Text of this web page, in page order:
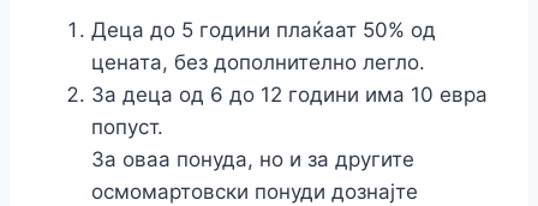
Деца до 5 години плаќаат 50% од
цената, без дополнително легло.
За деца од 6 до 12 години има 10 евра
попуст.
За оваа понуда, но и за другите
осмомартовски понуди дознајте